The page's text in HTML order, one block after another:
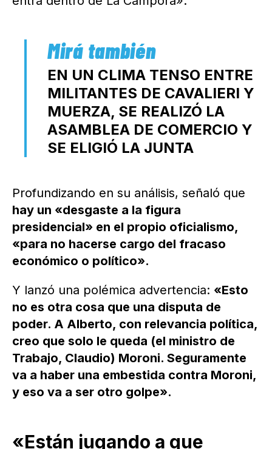
EN UN CLIMA TENSO ENTRE
MILITANTES DE CAVALIERI Y
MUERZA, SE REALIZÓ LA
ASAMBLEA DE COMERCIO Y
SE ELIGIÓ LA JUNTA
Profundizando en su análisis, señaló que
hay un «desgaste a la figura
presidencial» en el propio oficialismo,
«para no hacerse cargo del fracaso
económico o político».
Y lanzó una polémica advertencia: «Esto
no es otra cosa que una disputa de
poder. A Alberto, con relevancia política,
creo que solo le queda (el ministro de
Trabajo, Claudio) Moroni. Seguramente
va a haber una embestida contra Moroni,
y eso va a ser otro golpe».
«Están jugando a que